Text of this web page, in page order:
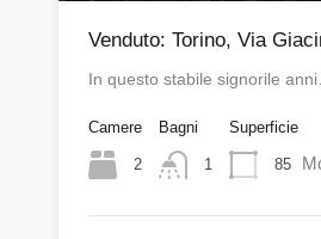
Venduto: Torino, Via
In questo stabile signorile
Camere
2
Bagni
1
Superficie
85